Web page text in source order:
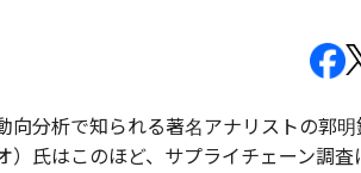
向分析で知られる著名アナリストの郭明
）氏はこのほど、サプライチェーン調査